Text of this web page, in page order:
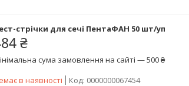
стрічки для сечі ПентаФАН 50 шт/уп
₴
сума замовлення на сайті — 500 ₴
в наявності
Код: 0000000067454